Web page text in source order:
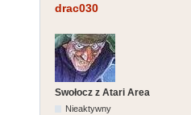
drac030
Swołocz z Atari Area
Nieaktywny